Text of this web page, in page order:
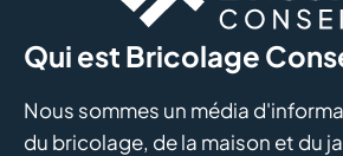
Qui est Bricolage
Nous sommes un média
du bricolage, de la maison et du